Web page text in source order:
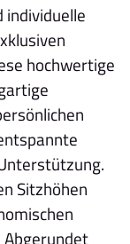
hochwertige
Sitzhöhen